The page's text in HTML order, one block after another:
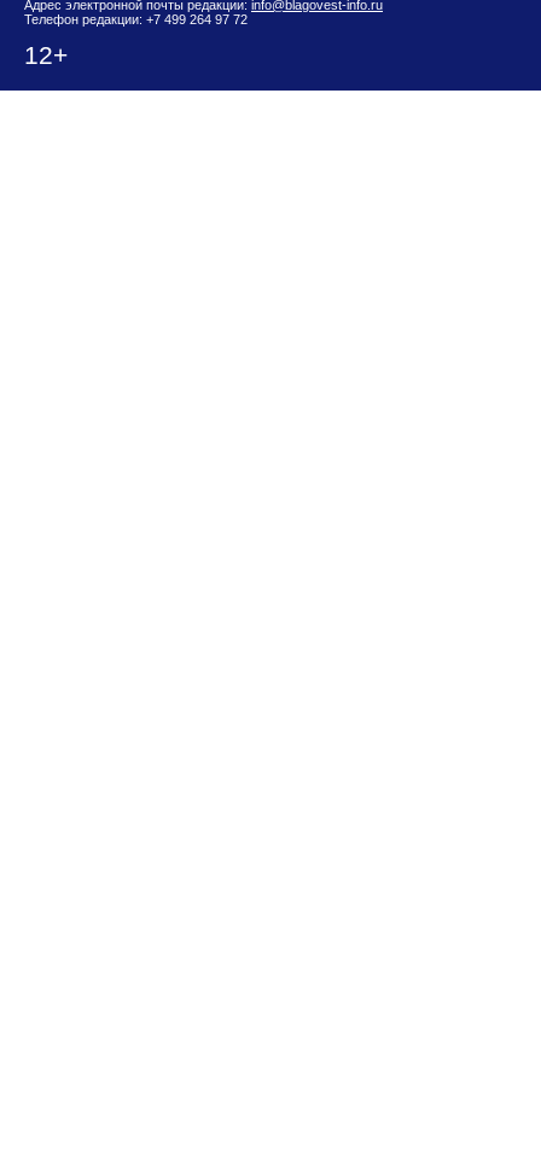
Адрес электронной почты редакции: info@blagovest-info.ru
Телефон редакции: +7 499 264 97 72
12+